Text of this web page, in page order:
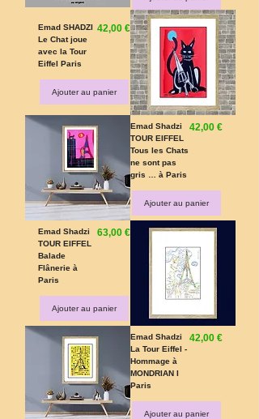
Emad SHADZI
Le Chat joue
avec la Tour
Eiffel Paris
Prix
42,00 €
Ajouter au panier
Emad Shadzi
TOUR EIFFEL
Tous les Chats
ne sont pas
gris … à Paris
Prix
42,00 €
Ajouter au panier
Emad Shadzi
TOUR EIFFEL
Balade
Flânerie à
Paris
Prix
63,00 €
Ajouter au panier
Emad Shadzi
La Tour Eiffel -
Hommage à
MONDRIAN I
Paris
Prix
42,00 €
Ajouter au panier